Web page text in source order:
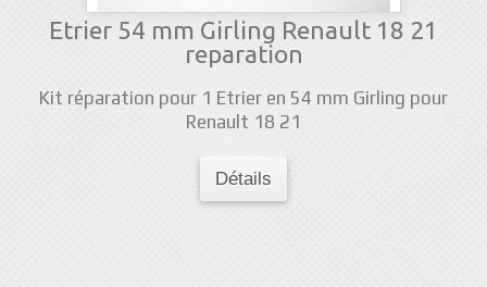
Etrier 54 mm Girling Renault 18 21
reparation
Kit réparation pour 1 Etrier en 54 mm Girling pour
Renault 18 21
Détails